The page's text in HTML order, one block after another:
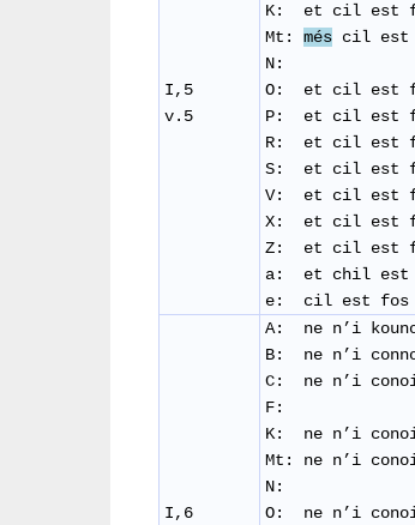
I,5
v.5
K: et cil est
Mt: més cil est
N:
O: et cil est
P: et cil est
R: et cil est
​S: et cil est
V: et cil est
​X: et cil est
Z: et cil est
a: et chil est
e: cil est fos
I,6
A: ne n’i
B: ne n’i
C: ne n’i
F:
K: ne n’i
Mt: ne n’i
N:
O: ne n’i